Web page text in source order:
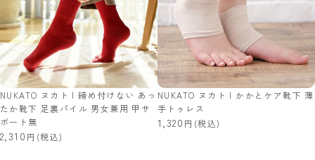
NUKATO ヌカト | 締め付けない あっ
たか靴下 足裏パイル 男女兼用 甲サ
ポート無
2,310 (税込)
NUKATO ヌカト | かかとケア靴下 薄
手トゥレス
1,320 (税込)